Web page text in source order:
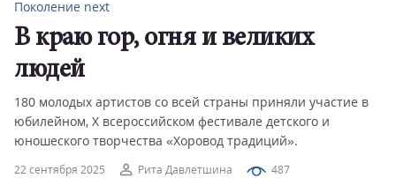
22 сентября 2025 Рита Давлетшина 487
Поколение next
В краю гор, огня и великих
людей
180 молодых артистов со всей страны приняли участие в
юбилейном, Х всероссийском фестивале детского и
юношеского творчества «Хоровод традиций».